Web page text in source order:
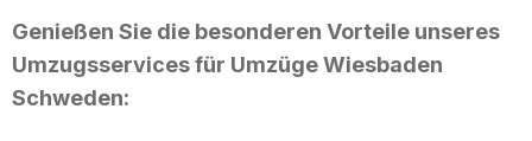
Genießen Sie die besonderen Vorteile unseres
Umzugsservices für Umzüge Wiesbaden
Schweden: